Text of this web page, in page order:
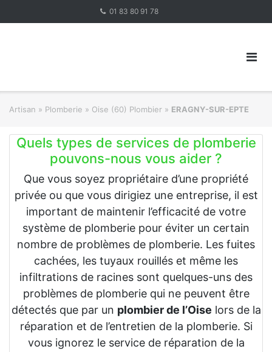
01 83 80 91 78
Artisan » Plomberie » Oise (60) Plombier » ERAGNY-SUR-EPTE
Quels types de services de plomberie
pouvons-nous vous aider ?
Que vous soyez propriétaire d’une propriété
privée ou que vous dirigiez une entreprise, il est
important de maintenir l’efficacité de votre
système de plomberie pour éviter un certain
nombre de problèmes de plomberie. Les fuites
cachées, les tuyaux rouillés et même les
infiltrations de racines sont quelques-uns des
problèmes de plomberie qui ne peuvent être
détectés que par un plombier de l’Oise lors de la
réparation et de l’entretien de la plomberie. Si
vous ignorez le service de réparation de la